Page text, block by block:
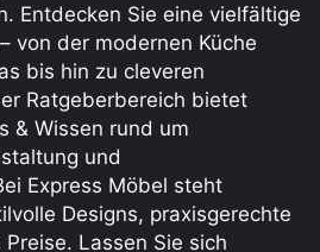
Entdecken Sie eine vielfältige
von der modernen Küche
bis hin zu cleveren
Ratgeberbereich bietet
& Wissen rund um
und
Express Möbel steht
Designs, praxis­gerechte
Lassen Sie sich